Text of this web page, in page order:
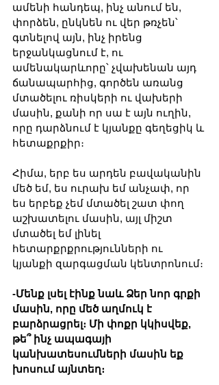
ամենի հանդեպ, ինչ անում են,
փորձեն, ընկնեն ու վեր թռչեն՝
գտնելով այն, ինչ իրենց
երջանկացնում է, ու
ամենակարևորը՝ չվախենան այդ
ճանապարհից, գործեն առանց
մտածելու ռիսկերի ու վախերի
մասին, քանի որ սա է այն ուղին,
որը դարձնում է կյանքը գեղեցիկ և
հետաքրքիր։
Հիմա, երբ ես արդեն բավականին
մեծ եմ, ես ուրախ եմ անչափ, որ
ես երբեք չեմ մտածել շատ փող
աշխատելու մասին, այլ միշտ
մտածել եմ լինել
հետարքրքրությունների ու
կյանքի զարգացման կենտրոնում։
-Մենք լսել էինք նաև Ձեր նոր գրքի
մասին, որը մեծ աղմուկ է
բարձրացրել։ Մի փոքր կկիսվեք,
թե՞ ինչ ապագայի
կանխատեսումների մասին եք
խոսում այնտեղ։